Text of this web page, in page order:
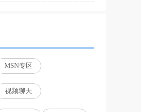
MSN专区
视频聊天